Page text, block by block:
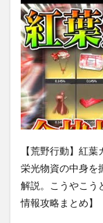
【荒野行動】紅
栄光物資の中身を
解説。こうやこう
情報攻略まとめ】